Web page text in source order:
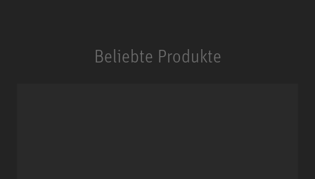
Beliebte Produkte